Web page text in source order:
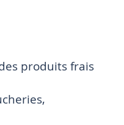
produits frais